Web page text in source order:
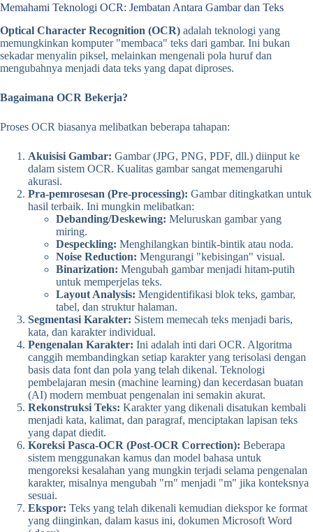
Memahami Teknologi OCR: Jembatan Antara Gambar dan Teks
Optical Character Recognition (OCR) adalah teknologi yang
memungkinkan komputer "membaca" teks dari gambar. Ini bukan
sekadar menyalin piksel, melainkan mengenali pola huruf dan
mengubahnya menjadi data teks yang dapat diproses.
Bagaimana OCR Bekerja?
Proses OCR biasanya melibatkan beberapa tahapan:
Akuisisi Gambar: Gambar (JPG, PNG, PDF, dll.) diinput ke
dalam sistem OCR. Kualitas gambar sangat memengaruhi
akurasi.
Pra-pemrosesan (Pre-processing): Gambar ditingkatkan untuk
hasil terbaik. Ini mungkin melibatkan:
Debanding/Deskewing: Meluruskan gambar yang
miring.
Despeckling: Menghilangkan bintik-bintik atau noda.
Noise Reduction: Mengurangi "kebisingan" visual.
Binarization: Mengubah gambar menjadi hitam-putih
untuk memperjelas teks.
Layout Analysis: Mengidentifikasi blok teks, gambar,
tabel, dan struktur halaman.
Segmentasi Karakter: Sistem memecah teks menjadi baris,
kata, dan karakter individual.
Pengenalan Karakter: Ini adalah inti dari OCR. Algoritma
canggih membandingkan setiap karakter yang terisolasi dengan
basis data font dan pola yang telah dikenal. Teknologi
pembelajaran mesin (machine learning) dan kecerdasan buatan
(AI) modern membuat pengenalan ini semakin akurat.
Rekonstruksi Teks: Karakter yang dikenali disatukan kembali
menjadi kata, kalimat, dan paragraf, menciptakan lapisan teks
yang dapat diedit.
Koreksi Pasca-OCR (Post-OCR Correction): Beberapa
sistem menggunakan kamus dan model bahasa untuk
mengoreksi kesalahan yang mungkin terjadi selama pengenalan
karakter, misalnya mengubah "rn" menjadi "m" jika konteksnya
sesuai.
Ekspor: Teks yang telah dikenali kemudian diekspor ke format
yang diinginkan, dalam kasus ini, dokumen Microsoft Word